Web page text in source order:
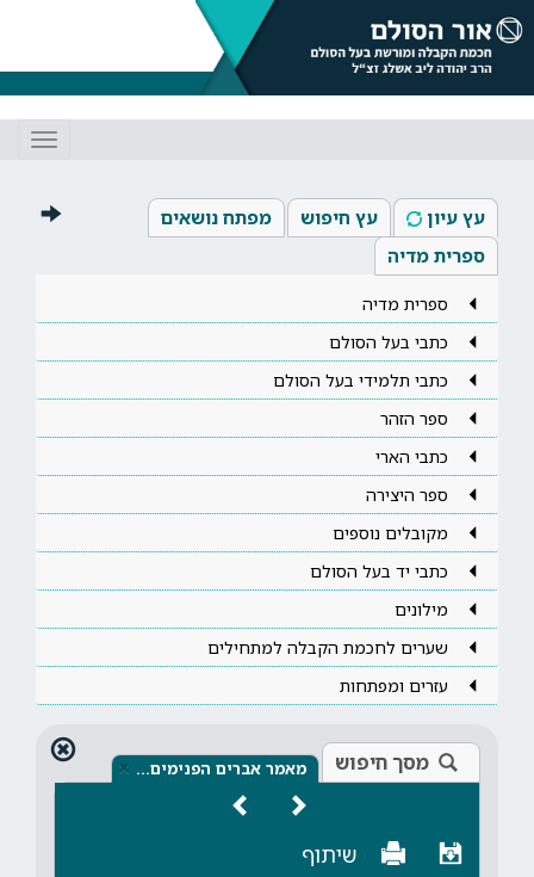
עץ עיון עץ חיפוש
מפתח נושאים
ספרית מדיה
ספרית מדיה
כתבי בעל הסולם
כתבי תלמידי בעל הסולם
ספר הזהר
כתבי הארי
ספר היצירה
מקובלים נוספים
כתבי יד בעל הסולם
מילונים
שערים לחכמת הקבלה למתחילים
עזרים ומפתחות
מסך חיפוש מאמר אברים הפנימים… ×
שיתוף